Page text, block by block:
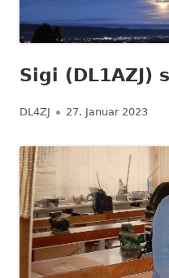
Sigi (DL1AZJ)
Autor
DL4ZJ Veröffentlicht
27. Januar 2023